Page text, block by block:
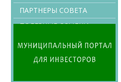
ПАРТНЕРЫ СОВЕТА
ПОЛЕЗНЫЕ ССЫЛКИ
КОНТАКТНАЯ
ИНФОРМАЦИЯ